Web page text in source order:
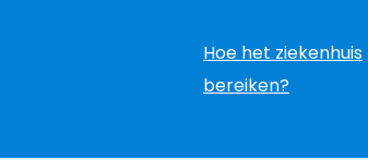
Hoe het ziekenhuis
bereiken?